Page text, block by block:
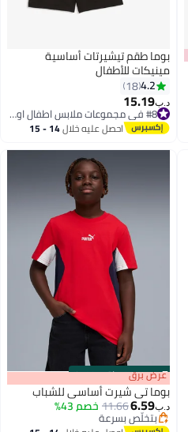
4
بوما طقم تيشيرتات أساسية
مينيكات للأطفال
4.2
18
د.ب‏15.19
#8 في مجموعات ملابس اطفال اولاد
احصل عليه خلال 14 - 15
00m:00s
·باقي 100%
5
عرض برق
بوما تي شيرت أساسي للشباب
د.ب‏6.59
11.66خصم 43%
بتخلّص بسرعة